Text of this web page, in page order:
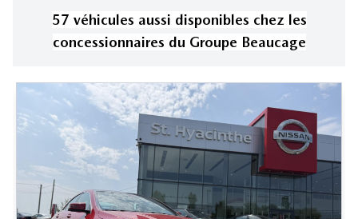
57 véhicules aussi disponibles chez les
concessionnaires du Groupe Beaucage